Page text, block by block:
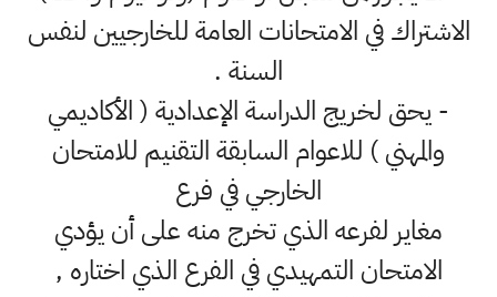
الاشتراك في الامتحانات العامة للخارجيين لنفس
السنة .
- يحق لخريج الدراسة الإعدادية ( الأكاديمي
والمهني ) للاعوام السابقة التقنيم للامتحان
الخارجي في فرع
مغاير لفرعه الذي تخرج منه على أن يؤدي
الامتحان التمهيدي في الفرع الذي اختاره ,